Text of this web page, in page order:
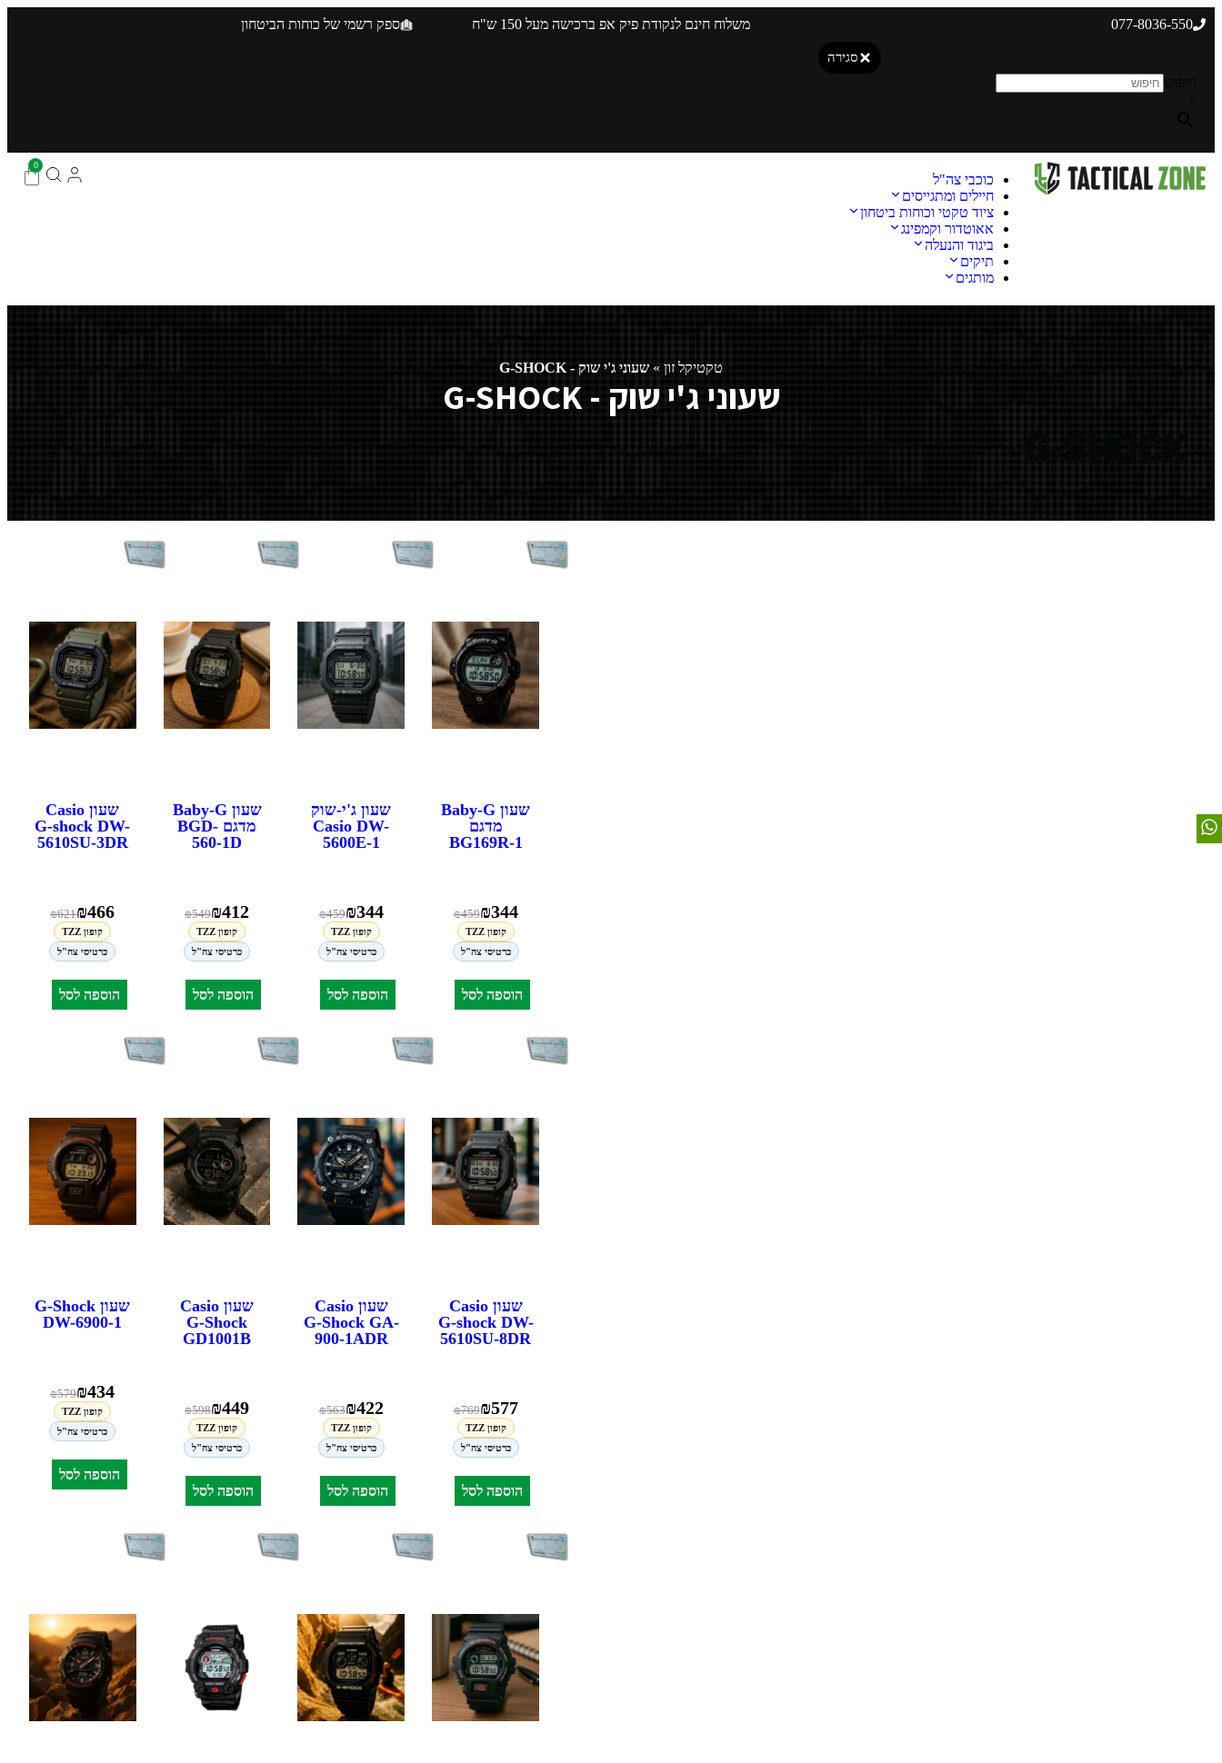
077-8036-550 משלוח חינם לנקודת פיק אפ ברכישה מעל 150 ש"ח ספק רשמי של כוחות הביטחון
סגירה
כוכבי צה"ל
חיילים ומתגייסים
ציוד טקטי וכוחות ביטחון
אאוטדור וקמפינג
ביגוד והנעלה
תיקים
מותגים
0
טקטיקל זון » שעוני ג'י שוק - G-SHOCK
שעוני ג'י שוק - G-SHOCK
שעון Baby-G
מדגם
BG169R-1
₪344
₪459
קופון TZZ
כרטיסי צה"ל
הוספה לסל
שעון ג'י-שוק
Casio DW-
5600E-1
₪344
₪459
קופון TZZ
כרטיסי צה"ל
הוספה לסל
שעון Baby-G
מדגם BGD-
560-1D
₪412
₪549
קופון TZZ
כרטיסי צה"ל
הוספה לסל
שעון Casio
G-shock DW-
5610SU-3DR
₪466
₪621
קופון TZZ
כרטיסי צה"ל
הוספה לסל
שעון Casio
G-shock DW-
5610SU-8DR
₪577
₪769
קופון TZZ
כרטיסי צה"ל
הוספה לסל
שעון Casio
G-Shock GA-
900-1ADR
₪422
₪563
קופון TZZ
כרטיסי צה"ל
הוספה לסל
שעון Casio
G-Shock
GD1001B
₪449
₪598
קופון TZZ
כרטיסי צה"ל
הוספה לסל
שעון G-Shock
DW-6900-1
₪434
₪579
קופון TZZ
כרטיסי צה"ל
הוספה לסל